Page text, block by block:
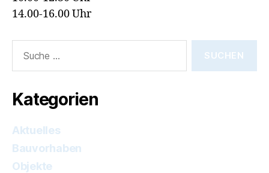
14.00-16.00 Uhr
nach:
Kategorien
Aktuelles
Bauvorhaben
Objekte